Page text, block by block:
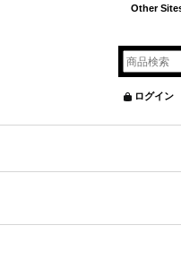
Other
ログイン